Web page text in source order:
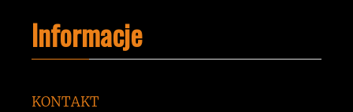
Informacje
KONTAKT